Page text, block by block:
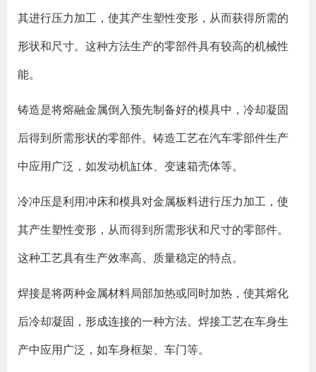
其进行压力加工，使其产生塑性变形，从而获得所需的
形状和尺寸。这种方法生产的零部件具有较高的机械性
能。
铸造是将熔融金属倒入预先制备好的模具中，冷却凝固
后得到所需形状的零部件。铸造工艺在汽车零部件生产
中应用广泛，如发动机缸体、变速箱壳体等。
冷冲压是利用冲床和模具对金属板料进行压力加工，使
其产生塑性变形，从而得到所需形状和尺寸的零部件。
这种工艺具有生产效率高、质量稳定的特点。
焊接是将两种金属材料局部加热或同时加热，使其熔化
后冷却凝固，形成连接的一种方法。焊接工艺在车身生
产中应用广泛，如车身框架、车门等。